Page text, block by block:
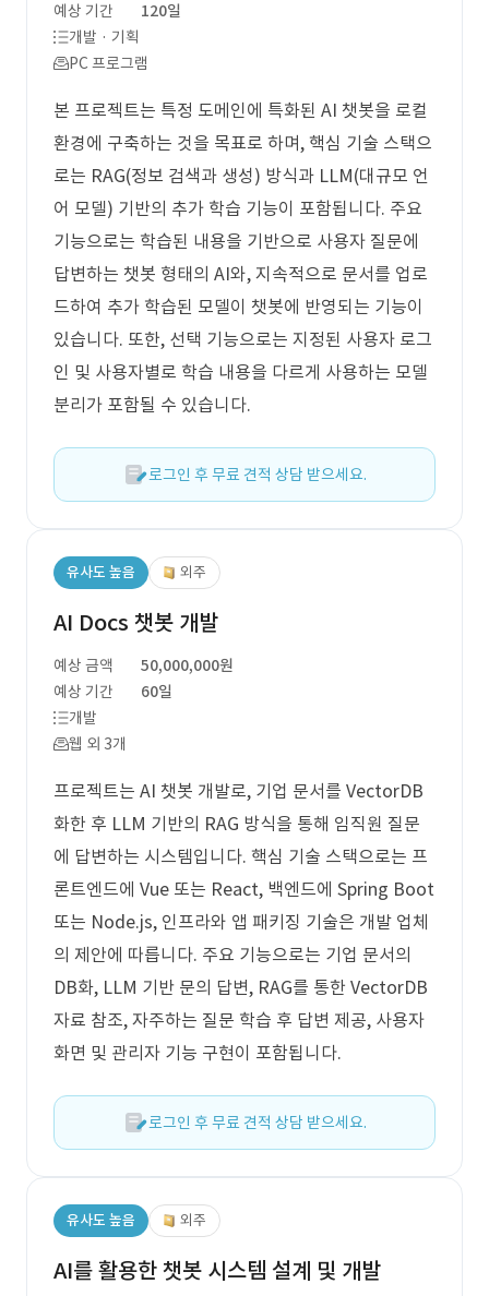
예상 기간
120일
개발 · 기획
PC 프로그램
본 프로젝트는 특정 도메인에 특화된 AI 챗봇을 로컬
환경에 구축하는 것을 목표로 하며, 핵심 기술 스택으
로는 RAG(정보 검색과 생성) 방식과 LLM(대규모 언
어 모델) 기반의 추가 학습 기능이 포함됩니다. 주요
기능으로는 학습된 내용을 기반으로 사용자 질문에
답변하는 챗봇 형태의 AI와, 지속적으로 문서를 업로
드하여 추가 학습된 모델이 챗봇에 반영되는 기능이
있습니다. 또한, 선택 기능으로는 지정된 사용자 로그
인 및 사용자별로 학습 내용을 다르게 사용하는 모델
분리가 포함될 수 있습니다.
로그인 후 무료 견적 상담 받으세요.
유사도 높음 외주
AI Docs 챗봇 개발
예상 금액
50,000,000원
예상 기간
60일
개발
웹 외 3개
프로젝트는 AI 챗봇 개발로, 기업 문서를 VectorDB
화한 후 LLM 기반의 RAG 방식을 통해 임직원 질문
에 답변하는 시스템입니다. 핵심 기술 스택으로는 프
론트엔드에 Vue 또는 React, 백엔드에 Spring Boot
또는 Node.js, 인프라와 앱 패키징 기술은 개발 업체
의 제안에 따릅니다. 주요 기능으로는 기업 문서의
DB화, LLM 기반 문의 답변, RAG를 통한 VectorDB
자료 참조, 자주하는 질문 학습 후 답변 제공, 사용자
화면 및 관리자 기능 구현이 포함됩니다.
로그인 후 무료 견적 상담 받으세요.
유사도 높음 외주
AI를 활용한 챗봇 시스템 설계 및 개발